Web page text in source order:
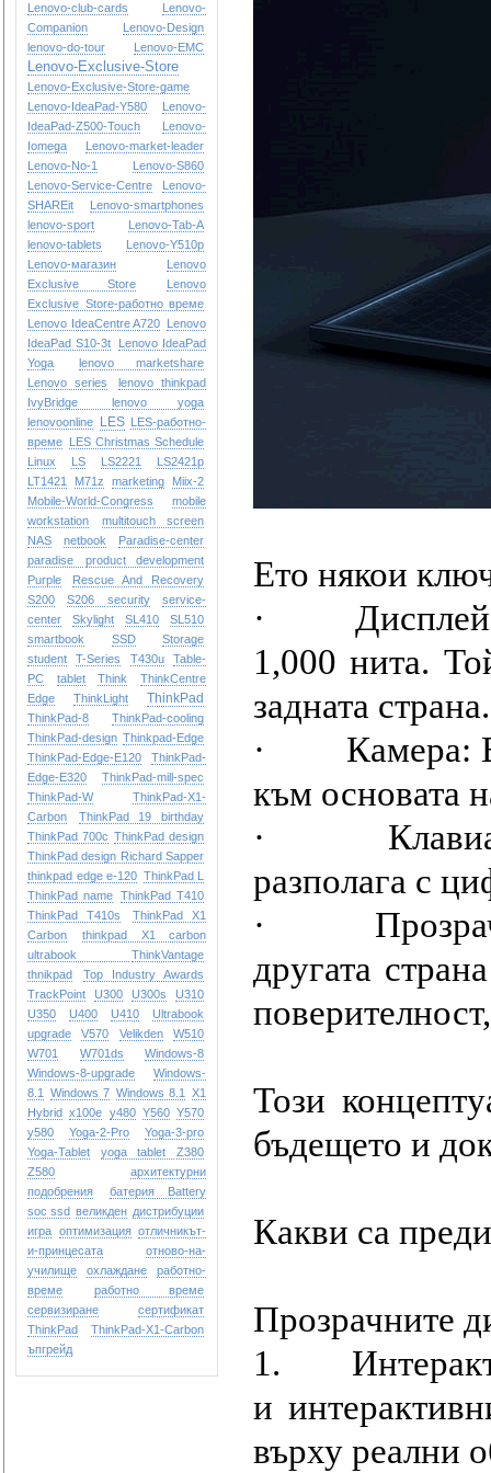
Lenovo-club-cards
Lenovo-
Companion
Lenovo-Design
lenovo-do-tour
Lenovo-EMC
Lenovo-Exclusive-Store
Lenovo-Exclusive-Store-game
Lenovo-IdeaPad-Y580
Lenovo-
IdeaPad-Z500-Touch
Lenovo-
Iomega
Lenovo-market-leader
Lenovo-No-1
Lenovo-S860
Lenovo-Service-Centre
Lenovo-
SHAREit
Lenovo-smartphones
lenovo-sport
Lenovo-Tab-A
lenovo-tablets
Lenovo-Y510p
Lenovo-магазин
Lenovo
Exclusive Store
Lenovo
Exclusive Store-работно време
Lenovo IdeaCentre A720 Lenovo
IdeaPad S10-3t
Lenovo IdeaPad
Yoga
lenovo marketshare
Lenovo series
lenovo thinkpad
IvyBridge
lenovo yoga
lenovoonline
LES LES-работно-
време LES Christmas Schedule
Linux
LS LS2221
LS2421p
LT1421
M71z marketing
Miix-2
Mobile-World-Congress
mobile
workstation
multitouch screen
NAS
netbook
Paradise-center
paradise
product development
Purple
Rescue And Recovery
S200
S206 security
service-
center
Skylight SL410
SL510
smartbook
SSD
Storage
student
T-Series T430u
Table-
PC
tablet Think
ThinkCentre
Edge
ThinkLight ThinkPad
ThinkPad-8
ThinkPad-cooling
ThinkPad-design Thinkpad-Edge
ThinkPad-Edge-E120
ThinkPad-
Edge-E320
ThinkPad-mill-spec
ThinkPad-W
ThinkPad-X1-
Carbon
ThinkPad 19 birthday
ThinkPad 700c ThinkPad design
ThinkPad design Richard Sapper
thinkpad edge e-120 ThinkPad L
ThinkPad name ThinkPad T410
ThinkPad T410s
ThinkPad X1
Carbon
thinkpad X1 carbon
ultrabook
ThinkVantage
thnikpad
Top Industry Awards
TrackPoint
U300 U300s
U310
U350
U400 U410
Ultrabook
upgrade
V570 Velikden
W510
W701
W701ds
Windows-8
Windows-8-upgrade
Windows-
8.1
Windows 7 Windows 8.1
X1
Hybrid x100e y480 Y560 Y570
y580
Yoga-2-Pro
Yoga-3-pro
Yoga-Tablet
yoga tablet
Z380
Z580
архитектурни
подобрения
батерия Battery
soc ssd великден дистрибуции
игра оптимизация отличникът-
и-принцесата
отново-на-
училище
охлаждане
работно-
време
работно време
сервизиране
сертификат
ТhinkPad
ТhinkPad-X1-Carbon
ъпгрейд
Ето някои
·
1,000 нита.
задната страна.
· Камера:
към основата
·
разполага с
·
другата
Този
бъдещето и
Какви са
Прозрачните
1.
и
върху реални